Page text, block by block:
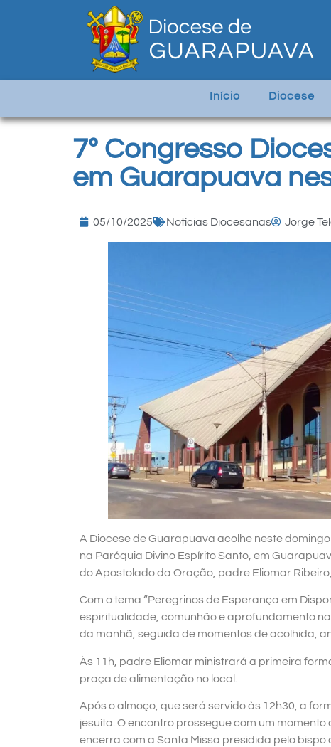
Início Diocese
7º Congresso
em Guarapuava
05/10/2025 Notícias Diocesanas Jorge
A Diocese de Guarapuava acolhe neste
na Paróquia Divino Espírito Santo, em
do Apostolado da Oração, padre Eliomar
Com o tema “Peregrinos de Esperança em
espiritualidade, comunhão e aprofundamento
da manhã, seguida de momentos de acolhida,
Às 11h, padre Eliomar ministrará a primeira
praça de alimentação no local.
Após o almoço, que será servido às 12h30, a
jesuíta. O encontro prossegue com um
encerra com a Santa Missa presidida pelo bispo